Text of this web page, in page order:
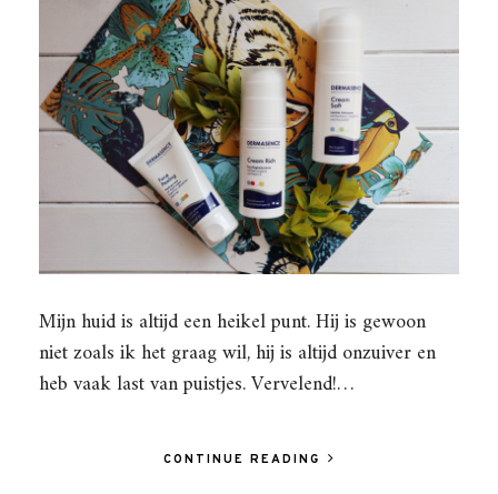
Mijn huid is altijd een heikel punt. Hij is gewoon
niet zoals ik het graag wil, hij is altijd onzuiver en
heb vaak last van puistjes. Vervelend!…
CONTINUE READING